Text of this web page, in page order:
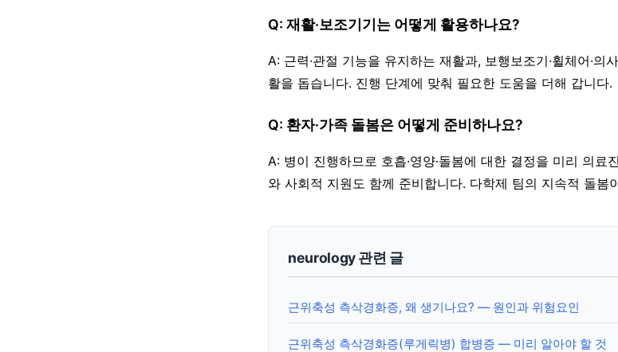
Q: 재활·보조기기는 어떻게 활용하나요?
A: 근력·관절 기능을 유지하는 재활과, 보행보조기·휠체어·의
활을 돕습니다. 진행 단계에 맞춰 필요한 도움을 더해 갑니다.
Q: 환자·가족 돌봄은 어떻게 준비하나요?
A: 병이 진행하므로 호흡·영양·돌봄에 대한 결정을 미리 의료
와 사회적 지원도 함께 준비합니다. 다학제 팀의 지속적 돌봄
neurology 관련 글
근위축성 측삭경화증, 왜 생기나요? — 원인과 위험요인
근위축성 측삭경화증(루게릭병) 합병증 — 미리 알아야 할 것